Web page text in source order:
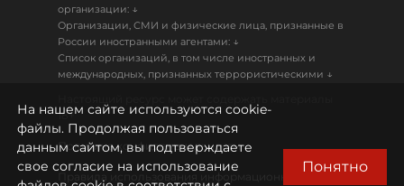
организации: ↓
Организации, СМИ и физические лица, признанные в
России иностранными агентами: ↓
Список организаций, в том числе иностранных и
международных, признанных террористическими ↓
18+
Политика конфиденциальности
Правила использования информационных
На нашем сайте используются cookie-
файлы. Продолжая пользоваться
данным сайтом, вы подтверждаете
свое согласие на использование
Понятно